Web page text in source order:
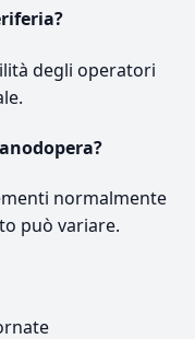
degli operatori
normalmente
può variare.